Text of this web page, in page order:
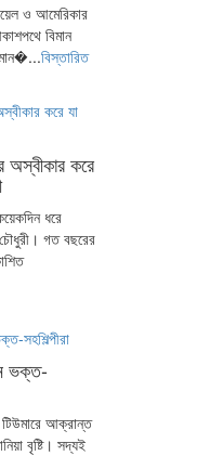
ও আমেরিকার
বিমান
বিস্তারিত
অস্বীকার করে
ধরে
গত বছরের
ভক্ত-
টিউমারে আক্রান্ত
বৃষ্টি। সদ্যই